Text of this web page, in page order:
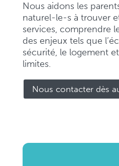
Nous aidons les
naturel-le-s à trouver
services, comprendre
des enjeux tels que
sécurité, le logement
limites.
Nous contacter dès